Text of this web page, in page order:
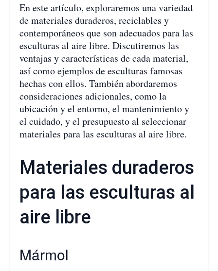
En este artículo, exploraremos una variedad
de materiales duraderos, reciclables y
contemporáneos que son adecuados para las
esculturas al aire libre. Discutiremos las
ventajas y características de cada material,
así como ejemplos de esculturas famosas
hechas con ellos. También abordaremos
consideraciones adicionales, como la
ubicación y el entorno, el mantenimiento y
el cuidado, y el presupuesto al seleccionar
materiales para las esculturas al aire libre.
Materiales duraderos
para las esculturas al
aire libre
Mármol